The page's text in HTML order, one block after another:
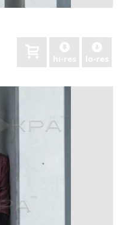
hi-res lo-res